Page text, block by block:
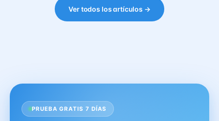
Ver todos los artículos →
PRUEBA GRATIS 7 DÍAS